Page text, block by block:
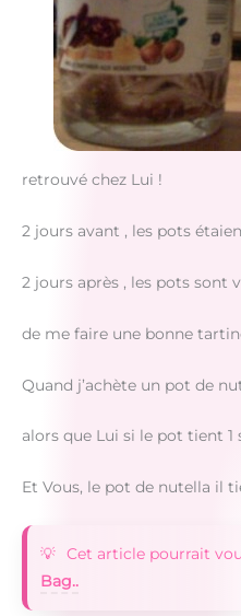
retrouvé chez Lui !
2 jours avant , les pots
2 jours après , les pots sont
de me faire une bonne
Quand j’achète un pot de
alors que Lui si le pot tient 1
Et Vous, le pot de nutella il
Cet article pourrait
Bag..